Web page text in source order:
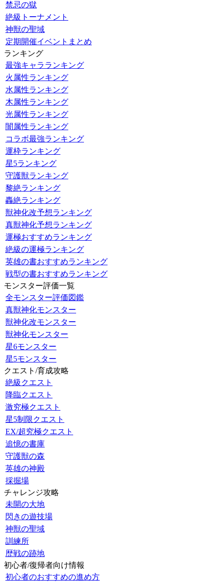
禁忌の獄
絶級トーナメント
神獣の聖域
定期開催イベントまとめ
ランキング
最強キャラランキング
火属性ランキング
水属性ランキング
木属性ランキング
光属性ランキング
闇属性ランキング
コラボ最強ランキング
運枠ランキング
星5ランキング
守護獣ランキング
黎絶ランキング
轟絶ランキング
獣神化改予想ランキング
真獣神化予想ランキング
運極おすすめランキング
絶級の運極ランキング
英雄の書おすすめランキング
戦型の書おすすめランキング
モンスター評価一覧
全モンスター評価図鑑
真獣神化モンスター
獣神化改モンスター
獣神化モンスター
星6モンスター
星5モンスター
クエスト/育成攻略
絶級クエスト
降臨クエスト
激究極クエスト
星5制限クエスト
EX/超究極クエスト
追憶の書庫
守護獣の森
英雄の神殿
採掘場
チャレンジ攻略
未開の大地
閃きの遊技場
神獣の聖域
訓練所
歴戦の跡地
初心者/復帰者向け情報
初心者のおすすめの進め方